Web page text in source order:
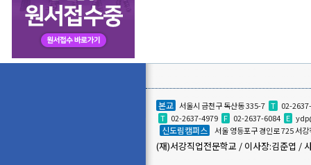
본교 서울시 금천구 독산동 335-7 T 02-
T 02-2637-4979 F 02-2637-6084 E
신도림캠퍼스 서울 영등포구 경인로 725 서
(재)서강직업전문학교 / 이사장:김준엽 /